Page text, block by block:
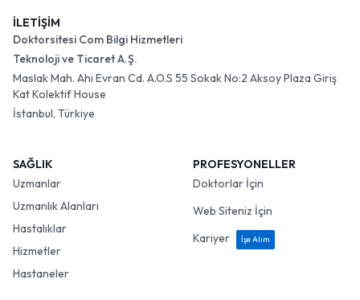
İLETİŞİM
Doktorsitesi Com Bilgi Hizmetleri
Teknoloji ve Ticaret A.Ş.
Maslak Mah. Ahi Evran Cd. A.O.S 55 Sokak No:2 Aksoy Plaza Giriş
Kat Kolektif House
İstanbul, Türkiye
SAĞLIK
Uzmanlar
Uzmanlık Alanları
Hastalıklar
Hizmetler
Hastaneler
PROFESYONELLER
Doktorlar İçin
Web Siteniz İçin
Kariyer
İşe Alım